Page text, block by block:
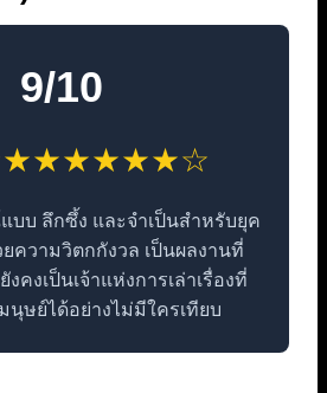
9/10
บ ลึกซึ้ง และจำเป็นสำหรับยุค
ความวิตกกังวล เป็นผลงานที่
คงเป็นเจ้าแห่งการเล่าเรื่องที่
นุษย์ได้อย่างไม่มีใครเทียบ